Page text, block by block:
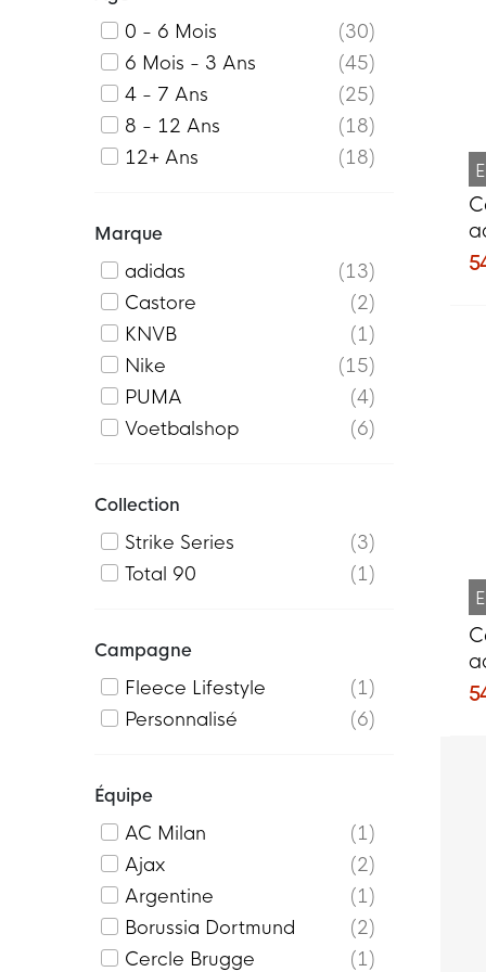
0 - 6 Mois
30
6 Mois - 3 Ans
45
4 - 7 Ans
25
8 - 12 Ans
18
12+ Ans
18
Marque
adidas
13
Castore
2
KNVB
1
Nike
15
PUMA
4
Voetbalshop
6
Collection
Strike Series
3
Total 90
1
Campagne
Fleece Lifestyle
1
Personnalisé
6
Équipe
AC Milan
1
Ajax
2
Argentine
1
Borussia Dortmund
2
Cercle Brugge
1